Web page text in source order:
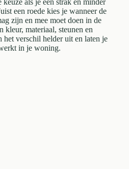
keuze als je een strak en minder
een roede kies je wanneer de
zijn en mee moet doen in de
kleur, materiaal, steunen en
het verschil helder uit en laten je
in je woning.